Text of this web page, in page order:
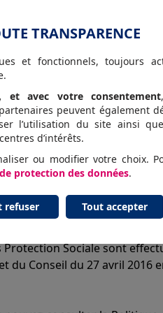
la nature ou du contenu
au moyen des
Le défaut de réponse à
Sociale sont
Conseil du 27 avril
TRANSPARENCE
et fonctionnels, toujours
et avec votre consentement
peuvent également
l’utilisation du site ainsi
d’intérêts.
ou modifier votre choix.
protection des données.
refuser Tout accepter